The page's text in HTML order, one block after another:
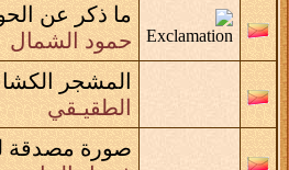
ما ذكر عن
حمود الشمال
المشجر
الطقيـقي
صورة مصدقة